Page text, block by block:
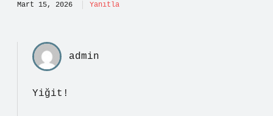
Mart 15, 2026 Yanıtla
admin
Yiğit!